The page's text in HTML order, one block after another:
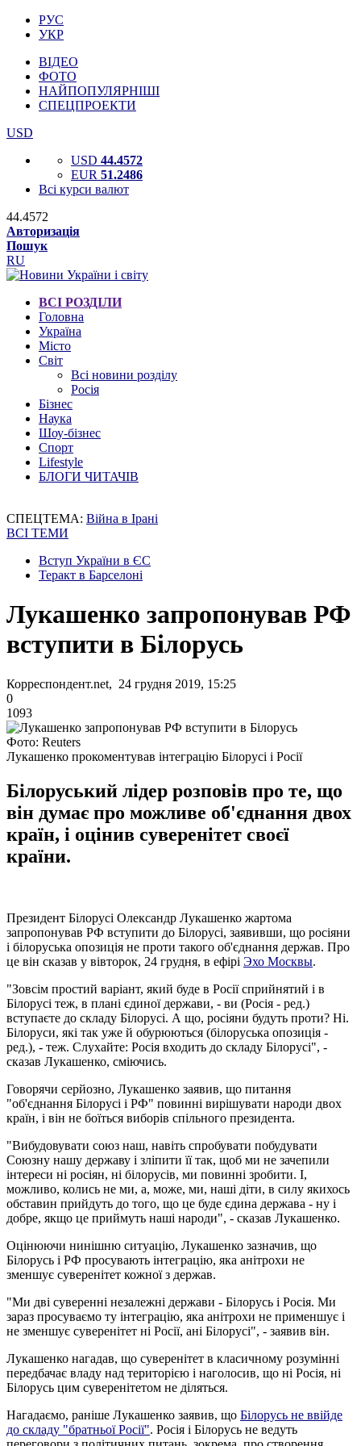
РУС
УКР
ВІДЕО
ФОТО
НАЙПОПУЛЯРНІШІ
СПЕЦПРОЕКТИ
USD
USD 44.4572
EUR 51.2486
Всі курси валют
44.4572
Авторизація
Пошук
RU
ВСІ РОЗДІЛИ
Головна
Україна
Місто
Світ
Всі новини розділу
Росія
Бізнес
Наука
Шоу-бізнес
Спорт
Lifestyle
БЛОГИ ЧИТАЧІВ
СПЕЦТЕМА: Війна в Ірані
ВСІ ТЕМИ
Вступ України в ЄС
Теракт в Барселоні
Лукашенко запропонував РФ
вступити в Білорусь
Корреспондент.net, 24 грудня 2019, 15:25
0
1093
Фото: Reuters
Лукашенко прокоментував інтеграцію Білорусі і Росії
Білоруський лідер розповів про те, що
він думає про можливе об'єднання двох
країн, і оцінив суверенітет своєї
країни.
Президент Білорусі Олександр Лукашенко жартома
запропонував РФ вступити до Білорусі, заявивши, що росіяни
і білоруська опозиція не проти такого об'єднання держав. Про
це він сказав у вівторок, 24 грудня, в ефірі Эхо Москвы.
"Зовсім простий варіант, який буде в Росії сприйнятий і в
Білорусі теж, в плані єдиної держави, - ви (Росія - ред.)
вступаєте до складу Білорусі. А що, росіяни будуть проти? Ні.
Білоруси, які так уже й обурюються (білоруська опозиція -
ред.), - теж. Слухайте: Росія входить до складу Білорусі", -
сказав Лукашенко, сміючись.
Говорячи серйозно, Лукашенко заявив, що питання
"об'єднання Білорусі і РФ" повинні вирішувати народи двох
країн, і він не боїться виборів спільного президента.
"Вибудовувати союз наш, навіть спробувати побудувати
Союзну нашу державу і зліпити її так, щоб ми не зачепили
інтереси ні росіян, ні білорусів, ми повинні зробити. І,
можливо, колись не ми, а, може, ми, наші діти, в силу якихось
обставин прийдуть до того, що це буде єдина держава - ну і
добре, якщо це приймуть наші народи", - сказав Лукашенко.
Оцінюючи нинішню ситуацію, Лукашенко зазначив, що
Білорусь і РФ просувають інтеграцію, яка анітрохи не
зменшує суверенітет кожної з держав.
"Ми дві суверенні незалежні держави - Білорусь і Росія. Ми
зараз просуваємо ту інтеграцію, яка анітрохи не применшує і
не зменшує суверенітет ні Росії, ані Білорусі", - заявив він.
Лукашенко нагадав, що суверенітет в класичному розумінні
передбачає владу над територією і наголосив, що ні Росія, ні
Білорусь цим суверенітетом не діляться.
Нагадаємо, раніше Лукашенко заявив, що Білорусь не ввійде
до складу "братньої Росії". Росія і Білорусь не ведуть